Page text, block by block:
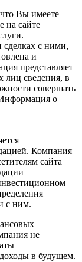
Вы имеете
на сайте
с ними,
и
представляет
лиц сведения, в
совершать
о
Компания
сайта
с ним.
не
в будущем.